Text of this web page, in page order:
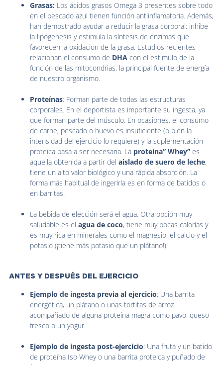
Grasas: Los ácidos grasos Omega 3 presentes sobre todo
en el pescado azul tienen función antiinflamatoria. Además,
han demostrado ayudar a reducir la grasa corporal: inhibe
la lipogenesis y estimula la síntesis de enzimas que
favorecen la oxidacion de la grasa. Estudios recientes
relacionan el consumo de DHAcon el estimulo de la
función de las mitocondrias, la principal fuente de energía
de nuestro organismo.
Proteínas: Forman parte de todas las estructuras
corporales. En el deportista es importante su ingesta, ya
que forman parte del músculo. En ocasiones, el consumo
de carne, pescado o huevo es insuficiente (o bien la
intensidad del ejercicio lo requiere) y la suplementación
proteica pasa a ser necesaria. La proteína” Whey” es
aquella obtenida a partir del aislado de suero de leche,
tiene un alto valor biológico y una rápida absorción. La
forma más habitual de ingerirla es en forma de batidos o
en barritas.
La bebida de elección será el agua. Otra opción muy
saludable es el agua de coco, tiene muy pocas calorías y
es muy rica en minerales como el magnesio, el calcio y el
potasio (¡tiene más potasio que un plátano!).
ANTES Y DESPUÉS DEL EJERCICIO
Ejemplo de ingesta previa al ejercicio: Una barrita
energética, un plátano o unas tortitas de arroz
acompañado de alguna proteína magra como pavo, queso
fresco o un yogur.
Ejemplo de ingesta post-ejercicio: Una fruta y un batido
de proteína Iso Whey o una barrita proteica y puñado de